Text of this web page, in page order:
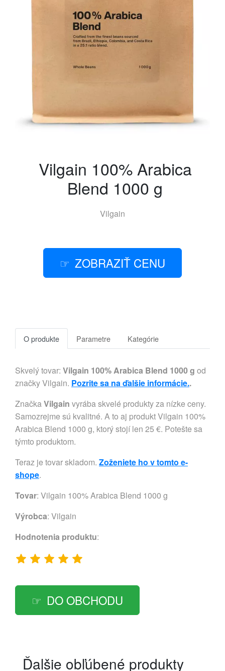
Vilgain 100% Arabica
Blend 1000 g
Vilgain
ZOBRAZIŤ CENU
O produkte Parametre Kategórie
Skvelý tovar: Vilgain 100% Arabica Blend 1000 g od
značky Vilgain. Pozrite sa na ďalšie informácie..
ZnačkaVilgain vyrába skvelé produkty za nízke ceny.
Samozrejme sú kvalitné. A to aj produkt Vilgain 100%
Arabica Blend 1000 g, ktorý stojí len 25 €. Potešte sa
týmto produktom.
Teraz je tovar skladom. Zoženiete ho v tomto e-
shope.
Tovar: Vilgain 100% Arabica Blend 1000 g
Výrobca: Vilgain
Hodnotenia produktu:
DO OBCHODU
Ďalšie obľúbené produkty